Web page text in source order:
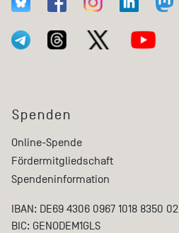
Spenden
Online-Spende
Fördermitgliedschaft
Spendeninformation
IBAN: DE69 4306 0967 1018 8350 02
BIC: GENODEM1GLS